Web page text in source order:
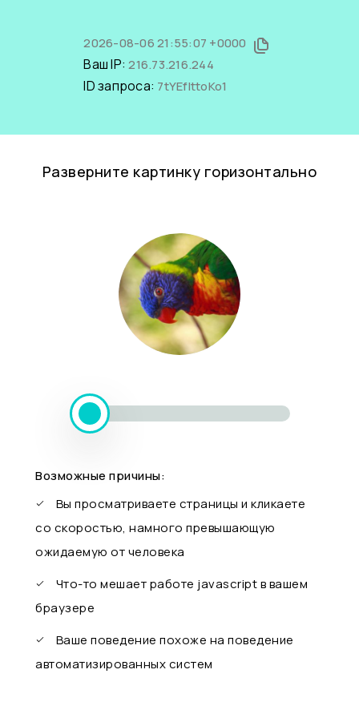
2026-08-06 21:55:07 +0000
Ваш IP:216.73.216.244
ID запроса: 7tYEfIttoKo1
Разверните картинку горизонтально
Возможные причины:
Вы просматриваете страницы и кликаете
со скоростью, намного превышающую
ожидаемую от человека
Что-то мешает работе javascript в вашем
браузере
Ваше поведение похоже на поведение
автоматизированных систем